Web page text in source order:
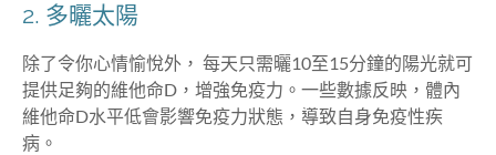
2. 多曬太陽
除了令你心情愉悅外， 每天只需曬10至15分鐘的陽光就可
提供足夠的維他命D，增強免疫力。一些數據反映，體內
維他命D水平低會影響免疫力狀態，導致自身免疫性疾
病。